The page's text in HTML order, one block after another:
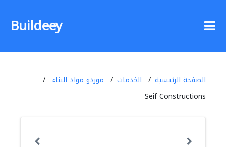
Buildeey
الصفحة الرئيسية الخدمات
موردو مواد البناء
Seif Constructions